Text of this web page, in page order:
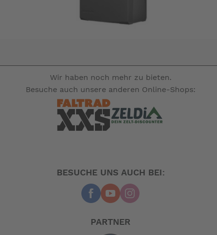
Wir haben noch mehr zu bieten.
Besuche auch unsere anderen Online-Shops:
BESUCHE UNS AUCH BEI:
PARTNER